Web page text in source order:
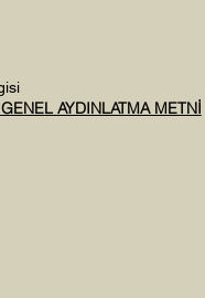
AYDINLATMA METNİ